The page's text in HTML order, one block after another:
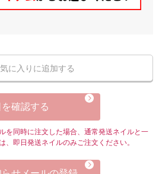
に入りに追加する
確認する
を同時に注文した場合、通常発送ネイルと一
、即日発送ネイルのみご注文ください。